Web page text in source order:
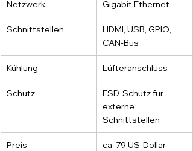
Netzwerk Gigabit Ethernet
Schnittstellen
HDMI, USB, GPIO,
CAN-Bus
Kühlung Lüfteranschluss
Schutz
ESD-Schutz für
externe
Schnittstellen
Preis ca. 79 US-Dollar